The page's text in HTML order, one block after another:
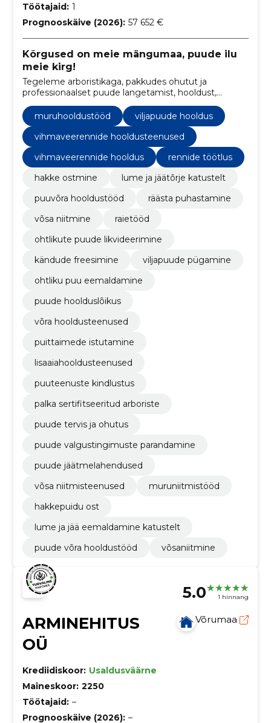
Töötajaid: 1
Prognooskäive (2026): 57 652 €
Kõrgused on meie mängumaa, puude ilu
meie kirg!
Tegeleme arboristikaga, pakkudes ohutut ja
professionaalset puude langetamist, hooldust,
muruhooldustööd
viljapuude hooldus
vihmaveerennide hooldusteenused
vihmaveerennide hooldus
rennide töötlus
hakke ostmine
lume ja jäätõrje katustelt
puuvõra hooldustööd
räästa puhastamine
võsa niitmine
raietööd
ohtlikute puude likvideerimine
kändude freesimine
viljapuude pügamine
ohtliku puu eemaldamine
puude hoolduslõikus
võra hooldusteenused
puittaimede istutamine
lisaaiahooldusteenused
puuteenuste kindlustus
palka sertifitseeritud arboriste
puude tervis ja ohutus
puude valgustingimuste parandamine
puude jäätmelahendused
võsa niitmisteenused
muruniitmistööd
hakkepuidu ost
lume ja jää eemaldamine katustelt
puude võra hooldustööd
võsaniitmine
5.0 1 hinnang
ARMINEHITUS
OÜ
Võrumaa
Krediidiskoor: Usaldusväärne
Maineskoor: 2250
Töötajaid: –
Prognooskäive (2026): –